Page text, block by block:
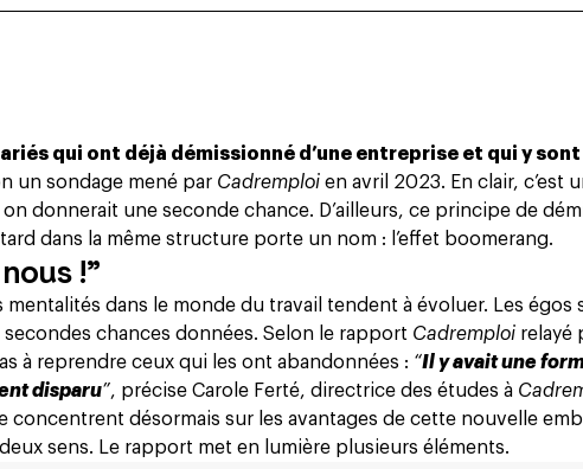
qui ont déjà démissionné d’une entreprise et qui y
un sondage mené par Cadremploi en avril 2023. En clair, c’est
donnerait une seconde chance. D’ailleurs, ce principe de
dans la même structure porte un nom :
l’effet boomerang.
!”
mentalités dans le monde du travail tendent à évoluer. Les égos
secondes chances données. Selon le rapport Cadremploi relayé
à reprendre ceux qui les ont abandonnées : “Il y avait une
disparu”, précise Carole Ferté, directrice des études à
concentrent désormais sur les avantages de cette nouvelle
sens. Le rapport met en lumière plusieurs éléments.